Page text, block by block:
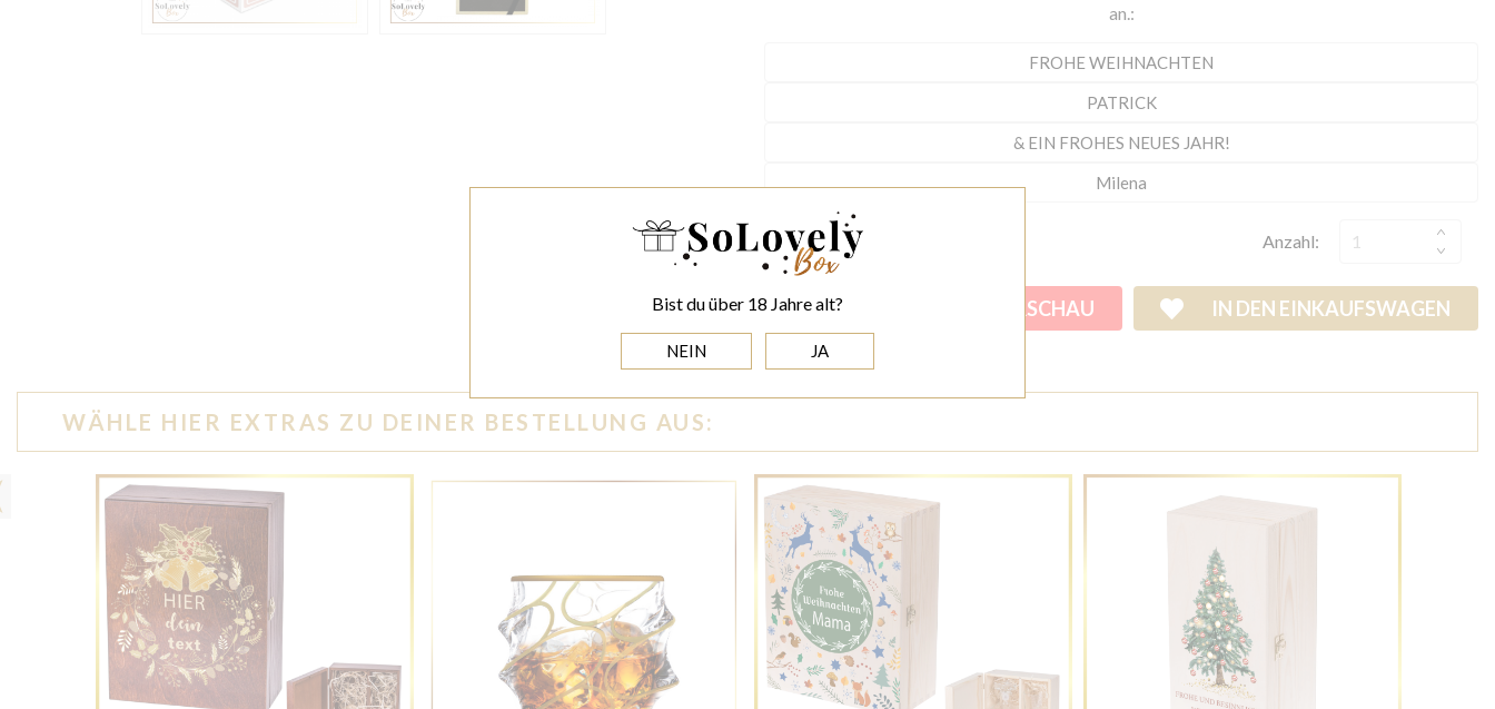
Bist du über 18 Jahre alt?
NEIN JA
an.:
Anzahl:
IN DEN EINKAUFSWAGEN
VORSCHAU
WÄHLE HIER EXTRAS ZU DEINER BESTELLUNG AUS: